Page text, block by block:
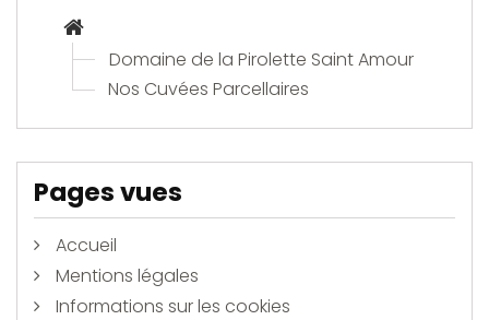
Domaine de la Pirolette Saint Amour
Nos Cuvées Parcellaires
Pages vues
Accueil
Mentions légales
Informations sur les cookies